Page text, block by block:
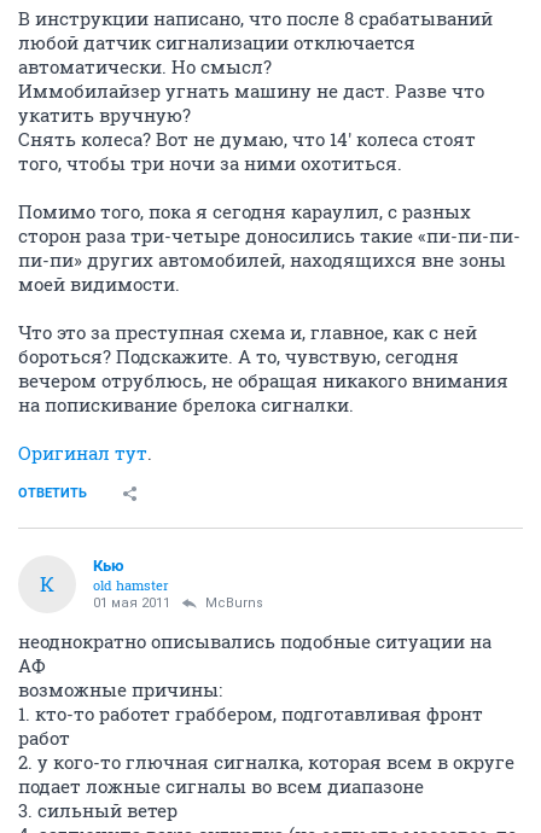
В инструкции написано, что после 8 срабатываний
любой датчик сигнализации отключается
автоматически. Но смысл?
Иммобилайзер угнать машину не даст. Разве что
укатить вручную?
Снять колеса? Вот не думаю, что 14' колеса стоят
того, чтобы три ночи за ними охотиться.
Помимо того, пока я сегодня караулил, с разных
сторон раза три-четыре доносились такие «пи-пи-пи-
пи-пи» других автомобилей, находящихся вне зоны
моей видимости.
Что это за преступная схема и, главное, как с ней
бороться? Подскажите. А то, чувствую, сегодня
вечером отрублюсь, не обращая никакого внимания
на попискивание брелока сигналки.
Оригинал тут.
ОТВЕТИТЬ
К
Кью
old hamster
01 мая 2011 McBurns
неоднократно описывались подобные ситуации на
АФ
возможные причины:
1. кто-то работет граббером, подготавливая фронт
работ
2. у кого-то глючная сигналка, которая всем в округе
подает ложные сигналы во всем диапазоне
3. сильный ветер